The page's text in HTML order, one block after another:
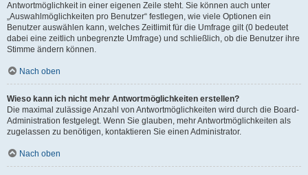
Antwortmöglichkeit in einer eigenen Zeile steht. Sie können auch unter
„Auswahlmöglichkeiten pro Benutzer“ festlegen, wie viele Optionen ein
Benutzer auswählen kann, welches Zeitlimit für die Umfrage gilt (0 bedeutet
dabei eine zeitlich unbegrenzte Umfrage) und schließlich, ob die Benutzer ihre
Stimme ändern können.
Nach oben
Wieso kann ich nicht mehr Antwortmöglichkeiten erstellen?
Die maximal zulässige Anzahl von Antwortmöglichkeiten wird durch die Board-
Administration festgelegt. Wenn Sie glauben, mehr Antwortmöglichkeiten als
zugelassen zu benötigen, kontaktieren Sie einen Administrator.
Nach oben